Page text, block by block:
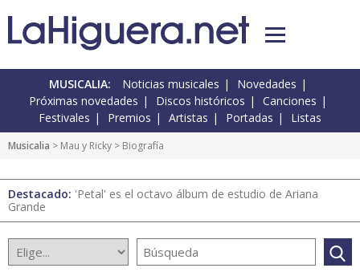
MUSICALIA: Noticias musicales
Novedades
Próximas novedades
Discos históricos
Canciones
Festivales
Premios Artistas Portadas Listas
Musicalia > Mau y Ricky > Biografía
Destacado: 'Petal' es el octavo álbum de estudio de Ariana
Grande